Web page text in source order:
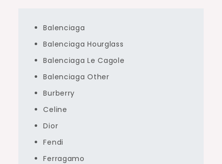
Balenciaga
Balenciaga Hourglass
Balenciaga Le Cagole
Balenciaga Other
Burberry
Celine
Dior
Fendi
Ferragamo